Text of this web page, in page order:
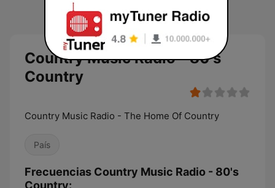
Country Music Radio - 80's
Country
Country Music Radio - The Home Of Country
País
Frecuencias Country Music Radio - 80's
Country: